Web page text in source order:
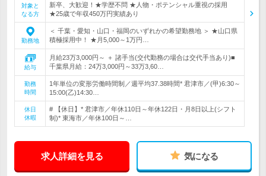
対象と
なる方
新卒、大歓迎！★学歴不問 ★人物・ポテンシャル重視の採用
★25歳で年収450万円実績あり
勤務地
＜ 千葉・愛知・山口・福岡のいずれかの希望勤務地 ＞ ★山口県
積極採用中！ ★月5,000～1万円…
給与
月給23万3,000円～ ＋ 諸手当(交代勤務の場合は交代手当あり)■
千葉県月給：24万3,000円～33万3,60…
勤務
時間
1年単位の変形労働時間制／週平均37.38時間* 君津市／(甲)6:30～
15:00(乙)14:30…
休日
休暇
# 【休日】* 君津市／年休110日～年休122日・月8日以上(シフト
制)* 東海市／年休100日～…
求人詳細を見る 気になる